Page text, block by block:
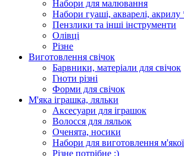
Набори для малювання
Набори гуаші, акварелі, акрилу
Пензлики та інші інструменти
Олівці
Різне
Виготовлення свічок
Барвники, матеріали для свічок
Гноти різні
Форми для свічок
М'яка іграшка, ляльки
Аксесуари для іграшок
Волосся для ляльок
Оченята, носики
Набори для виготовлення
Різне потрібне :)